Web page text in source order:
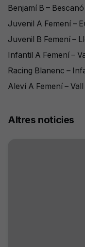
Benjamí B – Bescanó
Juvenil A Femení –
Juvenil B Femení –
Infantil A Femení –
Racing Blanenc –
Aleví A Femení –
Altres noticies